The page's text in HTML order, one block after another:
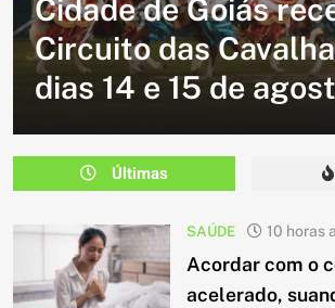
volta e promete
milhares de
em Caldazinha
Últimas
SAÚDE 10 horas
Acordar com o
acelerado,